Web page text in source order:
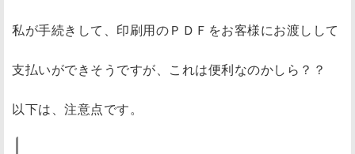
私が手続きして、印刷用のＰＤＦをお客様にお渡しして
支払いができそうですが、これは便利なのかしら？？
以下は、注意点です。